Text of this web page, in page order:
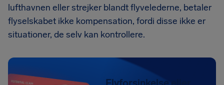
lufthavnen eller strejker blandt flyvelederne, betaler
flyselskabet ikke kompensation, fordi disse ikke er
situationer, de selv kan kontrollere.